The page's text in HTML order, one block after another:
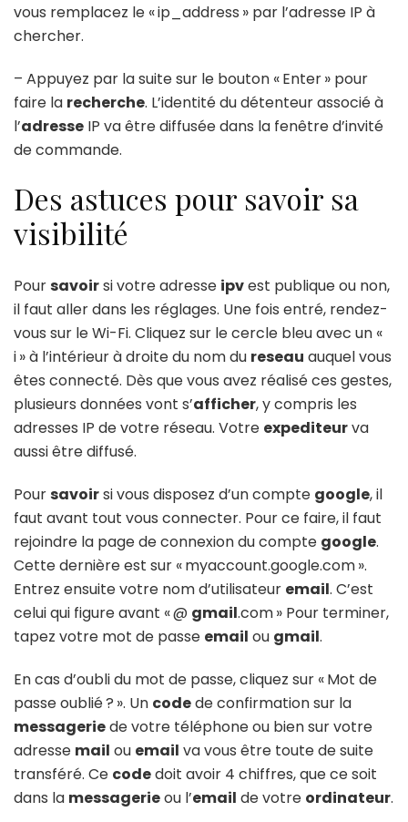
vous remplacez le « ip_address » par l’adresse IP à
chercher.
– Appuyez par la suite sur le bouton « Enter » pour
faire la recherche. L’identité du détenteur associé à
l’adresse IP va être diffusée dans la fenêtre d’invité
de commande.
Des astuces pour savoir sa
visibilité
Poursavoirsi votre adresse ipvest publique ou non,
il faut aller dans les réglages. Une fois entré, rendez-
vous sur le Wi-Fi. Cliquez sur le cercle bleu avec un «
i » à l’intérieur à droite du nom du reseau auquel vous
êtes connecté. Dès que vous avez réalisé ces gestes,
plusieurs données vont s’afficher, y compris les
adresses IP de votre réseau. Votre expediteurva
aussi être diffusé.
Poursavoirsi vous disposez d’un compte google, il
faut avant tout vous connecter. Pour ce faire, il faut
rejoindre la page de connexion du compte google.
Cette dernière est sur « myaccount.google.com ».
Entrez ensuite votre nom d’utilisateur email. C’est
celui qui figure avant « @ gmail.com » Pour terminer,
tapez votre mot de passe email ou gmail.
En cas d’oubli du mot de passe, cliquez sur « Mot de
passe oublié ? ». Un codede confirmation sur la
messageriede votre téléphone ou bien sur votre
adresse mail ou email va vous être toute de suite
transféré. Ce codedoit avoir 4 chiffres, que ce soit
dans la messagerieou l’email de votre ordinateur.